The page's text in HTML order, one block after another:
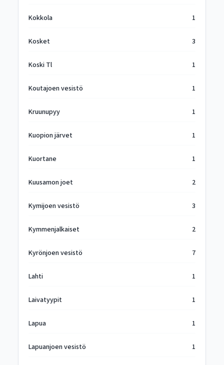
Kokkola 1
Kosket 3
Koski Tl 1
Koutajoen vesistö 1
Kruunupyy 1
Kuopion järvet 1
Kuortane 1
Kuusamon joet 2
Kymijoen vesistö 3
Kymmenjalkaiset 2
Kyrönjoen vesistö 7
Lahti 1
Laivatyypit 1
Lapua 1
Lapuanjoen vesistö 1